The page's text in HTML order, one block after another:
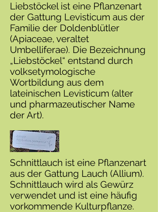
Liebstöckel ist eine Pflanzenart
der Gattung Levisticum aus der
Familie der Doldenblütler
(Apiaceae, veraltet
Umbelliferae). Die Bezeichnung
„Liebstöckel“ entstand durch
volksetymologische
Wortbildung aus dem
lateinischen Levisticum (alter
und pharmazeutischer Name
der Art).
Schnittlauch ist eine Pflanzenart
aus der Gattung Lauch (Allium).
Schnittlauch wird als Gewürz
verwendet und ist eine häufig
vorkommende Kulturpflanze.